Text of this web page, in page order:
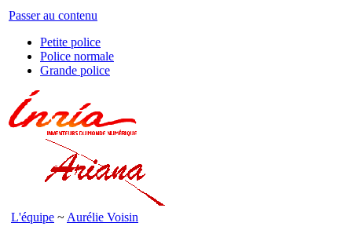
Passer au contenu
Petite police
Police normale
Grande police
L'équipe ~ Aurélie Voisin